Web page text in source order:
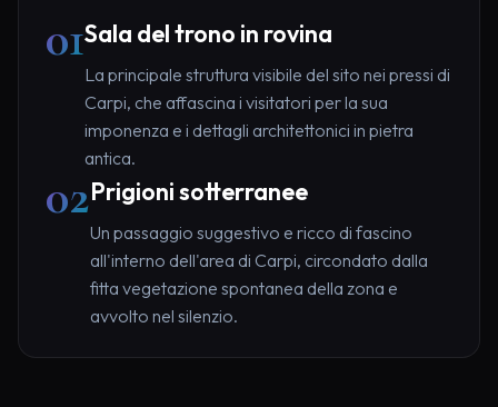
01Sala del trono in rovina
La principale struttura visibile del sito nei pressi di
Carpi, che affascina i visitatori per la sua
imponenza e i dettagli architettonici in pietra
antica.
02Prigioni sotterranee
Un passaggio suggestivo e ricco di fascino
all'interno dell'area di Carpi, circondato dalla
fitta vegetazione spontanea della zona e
avvolto nel silenzio.